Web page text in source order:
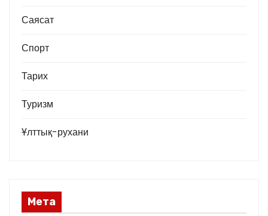
Саясат
Спорт
Тарих
Туризм
Ұлттық-рухани
Мета